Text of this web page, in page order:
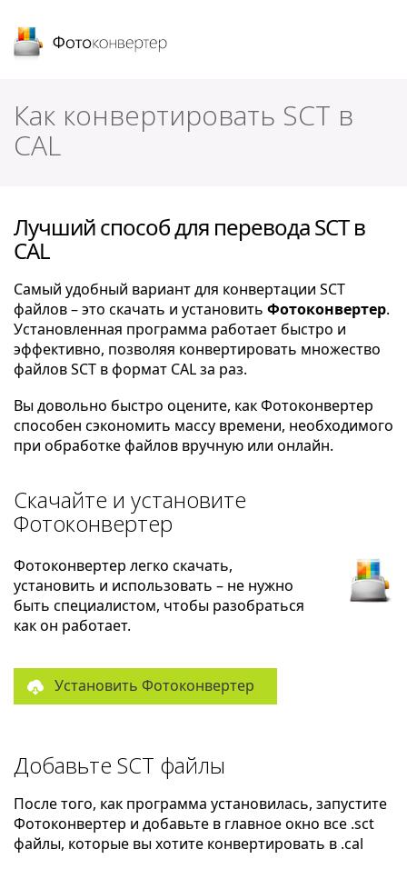
Как конвертировать SCT в
CAL
Лучший способ для перевода SCT в
CAL
Самый удобный вариант для конвертации SCT
файлов – это скачать и установить Фотоконвертер.
Установленная программа работает быстро и
эффективно, позволяя конвертировать множество
файлов SCT в формат CAL за раз.
Вы довольно быстро оцените, как Фотоконвертер
способен сэкономить массу времени, необходимого
при обработке файлов вручную или онлайн.
Скачайте и установите
Фотоконвертер
Фотоконвертер легко скачать,
установить и использовать – не нужно
быть специалистом, чтобы разобраться
как он работает.
Установить Фотоконвертер
Добавьте SCT файлы
После того, как программа установилась, запустите
Фотоконвертер и добавьте в главное окно все .sct
файлы, которые вы хотите конвертировать в .cal